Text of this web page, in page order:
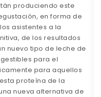
produciendo este
en forma de
asistentes a la
de los resultados
nuevo tipo de leche de
para el
para aquellos
proteína de la
nueva alternativa de